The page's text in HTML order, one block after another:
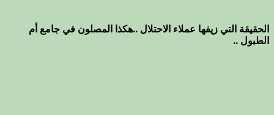
الحقيقة التي زيفها عملاء الاحتلال ..هكذا المصلون في جامع أم
الطبول ..